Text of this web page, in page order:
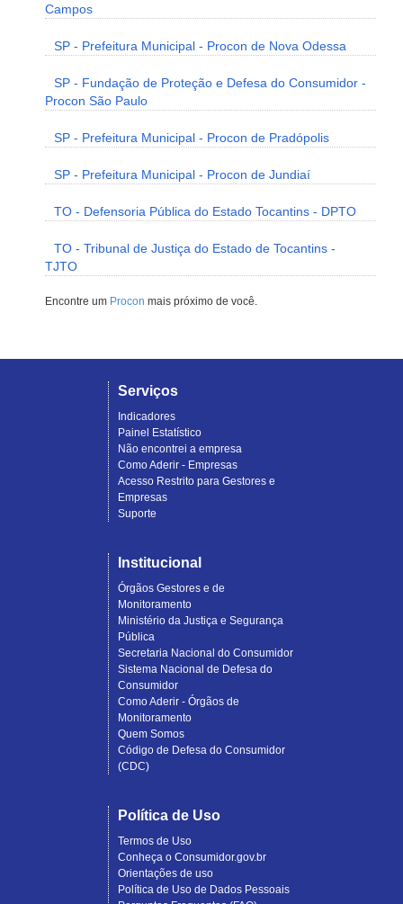
Campos
SP - Prefeitura Municipal - Procon de Nova Odessa
SP - Fundação de Proteção e Defesa do Consumidor -
Procon São Paulo
SP - Prefeitura Municipal - Procon de Pradópolis
SP - Prefeitura Municipal - Procon de Jundiaí
TO - Defensoria Pública do Estado Tocantins - DPTO
TO - Tribunal de Justiça do Estado de Tocantins -
TJTO
Encontre um Procon mais próximo de você.
Serviços
Indicadores
Painel Estatístico
Não encontrei a empresa
Como Aderir - Empresas
Acesso Restrito para Gestores e
Empresas
Suporte
Institucional
Órgãos Gestores e de
Monitoramento
Ministério da Justiça e Segurança
Pública
Secretaria Nacional do Consumidor
Sistema Nacional de Defesa do
Consumidor
Como Aderir - Órgãos de
Monitoramento
Quem Somos
Código de Defesa do Consumidor
(CDC)
Política de Uso
Termos de Uso
Conheça o Consumidor.gov.br
Orientações de uso
Política de Uso de Dados Pessoais